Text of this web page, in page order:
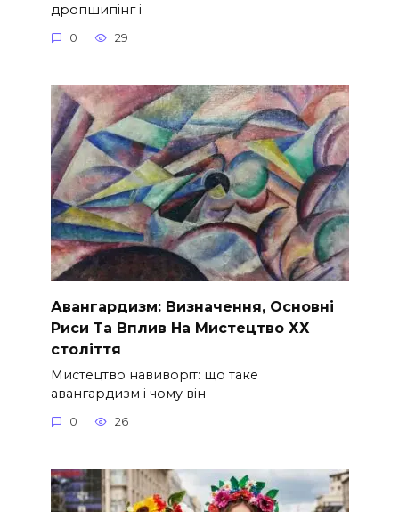
дропшипінг і
0 29
Авангардизм: Визначення, Основні
Риси Та Вплив На Мистецтво ХХ
століття
Мистецтво навиворіт: що таке
авангардизм і чому він
0 26